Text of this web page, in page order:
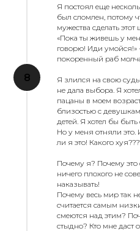
Я постоял еще
был сломлен, потому
мужества сделать
«Пока ты живешь у
говорю! Иди умойся!»
покоренный раб
Я злился на свою
не дала выбора. Я
пацаны в моем
близостью с
детей. Я хотел бы
Но у меня отняли это.
ли я это! Какого
Почему я? Почему
ничего плохого не
наказывать!
Почему весь мир так
считается самым
смеются над этим?
стыдно? Кто мне даст